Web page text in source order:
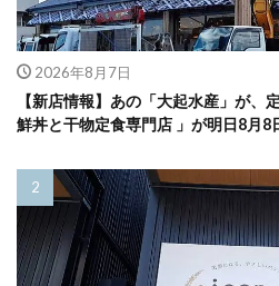
2026年8月7日
【新店情報】あの「大起水産」が、
鮮丼と干物定食専門店 」が明日8月